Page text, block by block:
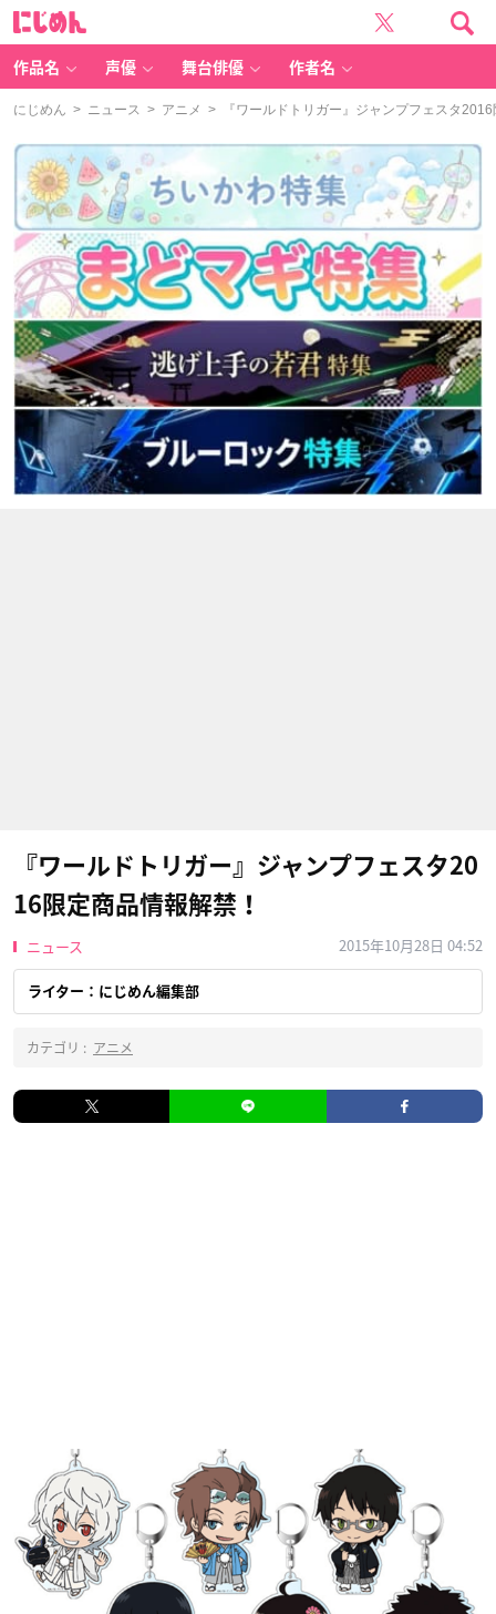
作品名 声優 舞台俳優 作者名
にじめん > ニュース > アニメ > 『ワールドトリガー』ジャンプフェスタ
『ワールドトリガー』ジャンプフェスタ20
16限定商品情報解禁！
ニュース 2015年10月28日 04:52
ライター：にじめん編集部
カテゴリ : アニメ